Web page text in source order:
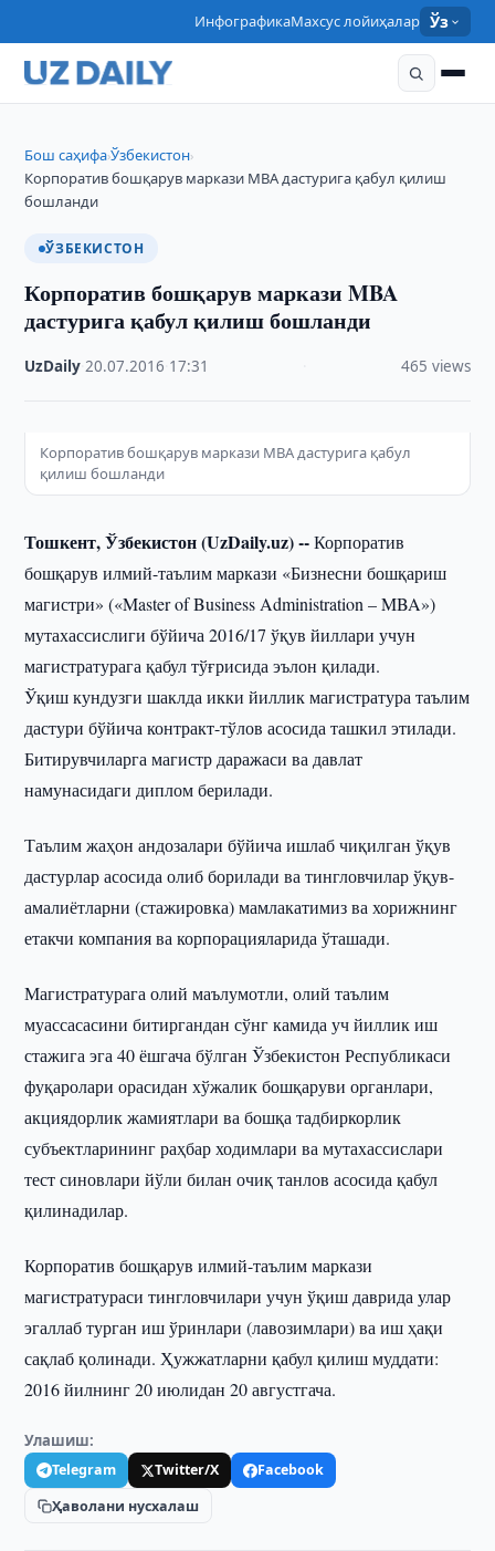
ИнфографикаМахсус лойиҳалар Ўз
Бош саҳифа›Ўзбекистон›
Корпоратив бошқарув маркази MBA дастурига қабул қилиш
бошланди
ЎЗБЕКИСТОН
Корпоратив бошқарув маркази MBA
дастурига қабул қилиш бошланди
UzDaily ·20.07.2016 17:31 465 views
Корпоратив бошқарув маркази MBA дастурига қабул
қилиш бошланди
Тошкент, Ўзбекистон (UzDaily.uz) --Корпоратив
бошқарув илмий-таълим маркази «Бизнесни бошқариш
магистри» («Master of Business Administration – MBA»)
мутахассислиги бўйича 2016/17 ўқув йиллари учун
магистратурага қабул тўғрисида эълон қилади.
Ўқиш кундузги шаклда икки йиллик магистратура таълим
дастури бўйича контракт-тўлов асосида ташкил этилади.
Битирувчиларга магистр даражаси ва давлат
намунасидаги диплом берилади.
Таълим жаҳон андозалари бўйича ишлаб чиқилган ўқув
дастурлар асосида олиб борилади ва тингловчилар ўқув-
амалиётларни (стажировка) мамлакатимиз ва хорижнинг
етакчи компания ва корпорацияларида ўташади.
Магистратурага олий маълумотли, олий таълим
муассасасини битиргандан сўнг камида уч йиллик иш
стажига эга 40 ёшгача бўлган Ўзбекистон Республикаси
фуқаролари орасидан хўжалик бошқаруви органлари,
акциядорлик жамиятлари ва бошқа тадбиркорлик
субъектларининг раҳбар ходимлари ва мутахассислари
тест синовлари йўли билан очиқ танлов асосида қабул
қилинадилар.
Корпоратив бошқарув илмий-таълим маркази
магистратураси тингловчилари учун ўқиш даврида улар
эгаллаб турган иш ўринлари (лавозимлари) ва иш ҳақи
сақлаб қолинади. Ҳужжатларни қабул қилиш муддати:
2016 йилнинг 20 июлидан 20 августгача.
Улашиш:
Telegram Twitter/X
Facebook
Ҳаволани нусхалаш